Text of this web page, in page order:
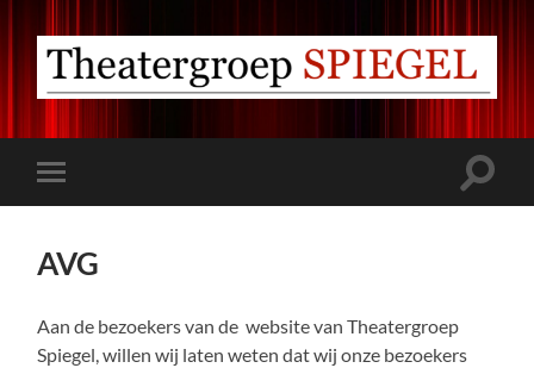
Theatergroep
Ermelo
Toggle
mobiel
Toggle
AVG
Aan de bezoekers van de website van Theatergroep
Spiegel, willen wij laten weten dat wij onze bezoekers